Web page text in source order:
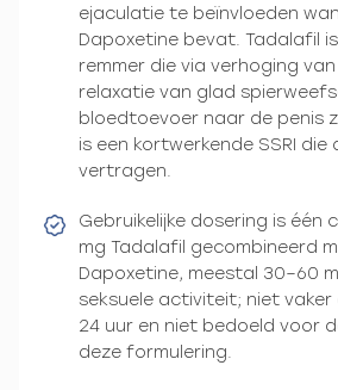
ejaculatie te beïnvloeden
Dapoxetine bevat. Tadalafil is
remmer die via verhoging
relaxatie van glad
bloedtoevoer naar de penis
is een kortwerkende SSRI die
vertragen.
Gebruikelijke dosering is één
mg Tadalafil gecombineerd
Dapoxetine, meestal 30–60
seksuele activiteit; niet
24 uur en niet bedoeld voor
deze formulering.